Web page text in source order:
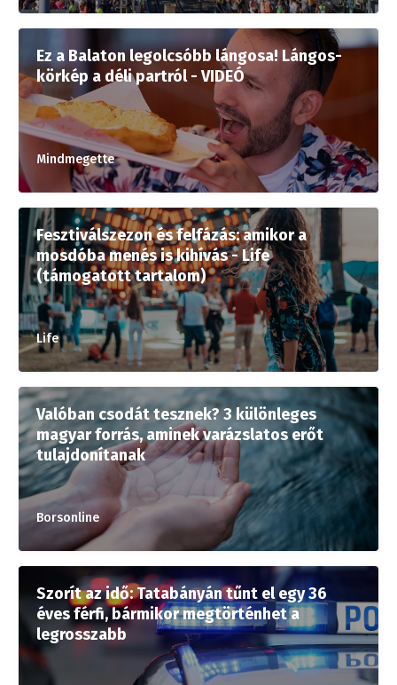
Ez a Balaton legolcsóbb lángosa! Lángos-
körkép a déli partról - VIDEÓ
Mindmegette
Fesztiválszezon és felfázás: amikor a
mosdóba menés is kihívás - Life
(támogatott tartalom)
Life
Valóban csodát tesznek? 3 különleges
magyar forrás, aminek varázslatos erőt
tulajdonítanak
Borsonline
Szorít az idő: Tatabányán tűnt el egy 36
éves férfi, bármikor megtörténhet a
legrosszabb